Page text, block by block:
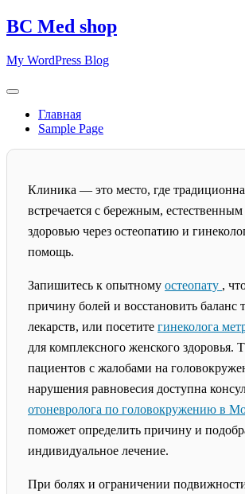
Skip
to
BC Med shop
My WordPress Blog
Главная
Sample Page
Клиника — это место, где
встречается с бережным,
здоровью через остеопатию и
помощь.
Запишитесь к опытному остеопату ,
причину болей и восстановить баланс
лекарств, или посетите гинеколога
для комплексного женского здоровья.
пациентов с жалобами на
нарушения равновесия доступна
отоневролога по головокружению в
поможет определить причину и
индивидуальное лечение.
При болях и ограничении